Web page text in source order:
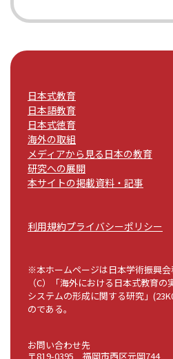
日本式教育
日本語教育
日本式徳育
海外の取組
メディアから見る日本の教育
研究への展開
本サイトの掲載資料・記事
利用規約プライバシーポリシー
※本ホームページは日本学術振興
（C）「海外における日本式教育
システムの形成に関する研究」
のである。
お問い合わせ先
〒819-0395 福岡市西区元岡744